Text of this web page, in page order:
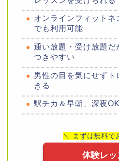
オンラインフィット
でも利用可能
通い放題・受け放題だ
つきやすい
男性の目を気にせず
きる
駅チカ＆早朝、深夜
＼ まずは無料で
体験レッ